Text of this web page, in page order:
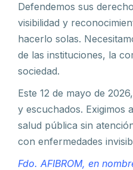
Defendemos sus
visibilidad y
hacerlo solas.
de las instituciones, la
sociedad.
Este 12 de mayo de
y escuchados. Exigimos
salud pública sin
con enfermedades
Fdo. AFIBROM, en